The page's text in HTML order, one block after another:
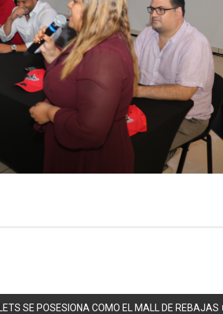
SE POSESIONA COMO EL MALL DE REBAJAS